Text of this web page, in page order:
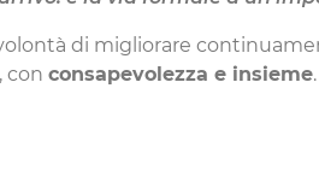
di migliorare
con consapevolezza e insieme.